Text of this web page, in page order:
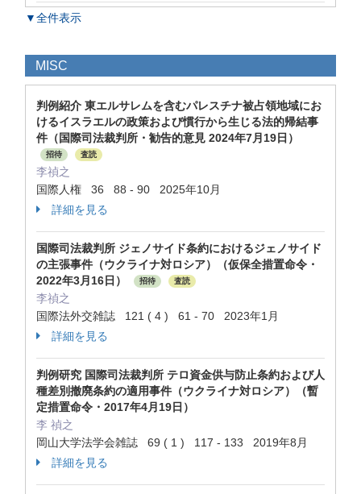
▼全件表示
MISC
判例紹介 東エルサレムを含むパレスチナ被占領地域にお
けるイスラエルの政策および慣行から生じる法的帰結事
件（国際司法裁判所・勧告的意見 2024年7月19日）
招待 査読
李禎之
国際人権 36 88 - 90 2025年10月
詳細を見る
国際司法裁判所 ジェノサイド条約におけるジェノサイド
の主張事件（ウクライナ対ロシア）（仮保全措置命令・
2022年3月16日）
招待 査読
李禎之
国際法外交雑誌 121 ( 4 ) 61 - 70 2023年1月
詳細を見る
判例研究 国際司法裁判所 テロ資金供与防止条約および人
種差別撤廃条約の適用事件（ウクライナ対ロシア）（暫
定措置命令・2017年4月19日）
李 禎之
岡山大学法学会雑誌 69 ( 1 ) 117 - 133 2019年8月
詳細を見る